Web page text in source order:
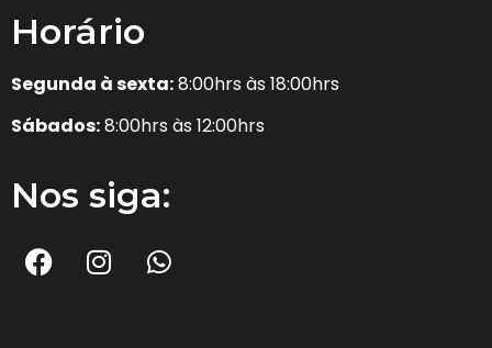
Horário
Segunda à sexta:8:00hrs às 18:00hrs
Sábados:8:00hrs às 12:00hrs
Nos siga: